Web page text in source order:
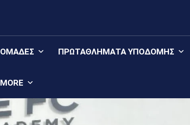
ΟΜΆΔΕΣ ΠΡΩΤΑΘΛΉΜΑΤΑ YΠΟΔΟΜΉΣ
MORE